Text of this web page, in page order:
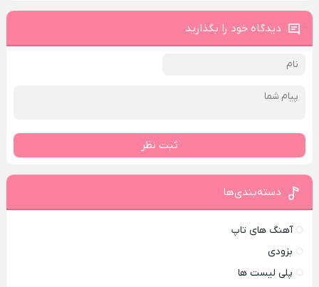
دیدگاه خود را بگذارید
ثبت نظر
دسته‌بندی‌ها
آهنگ های تاپ
بزودی
پلی لیست ها